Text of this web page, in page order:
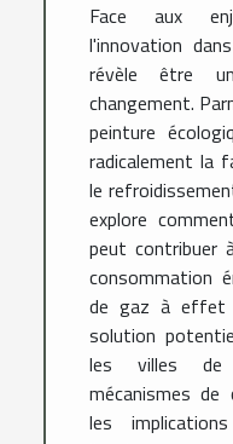
Face aux
l'innovation
révèle être
changement.
peinture
radicalement la
le
explore
peut contribuer
consommation
de gaz à effet
solution
les villes de
mécanismes
les